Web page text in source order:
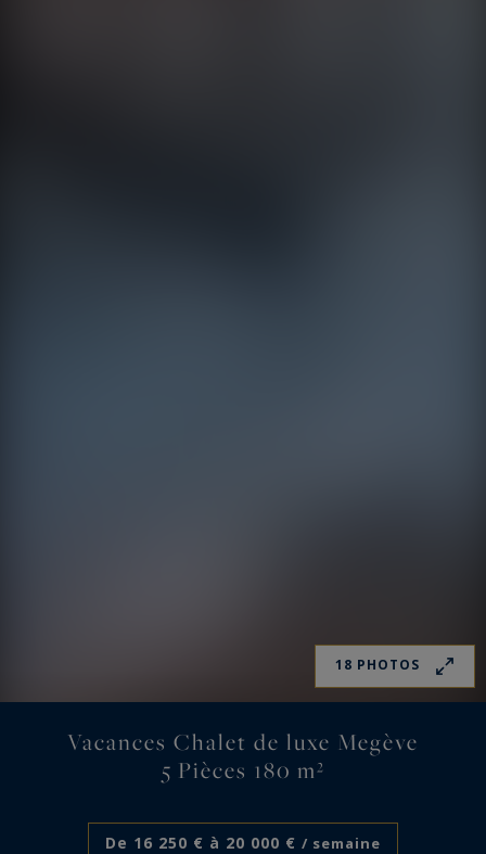
18 PHOTOS
Vacances Chalet de luxe Megève
5 Pièces 180 m²
De 16 250 € à 20 000 € / semaine